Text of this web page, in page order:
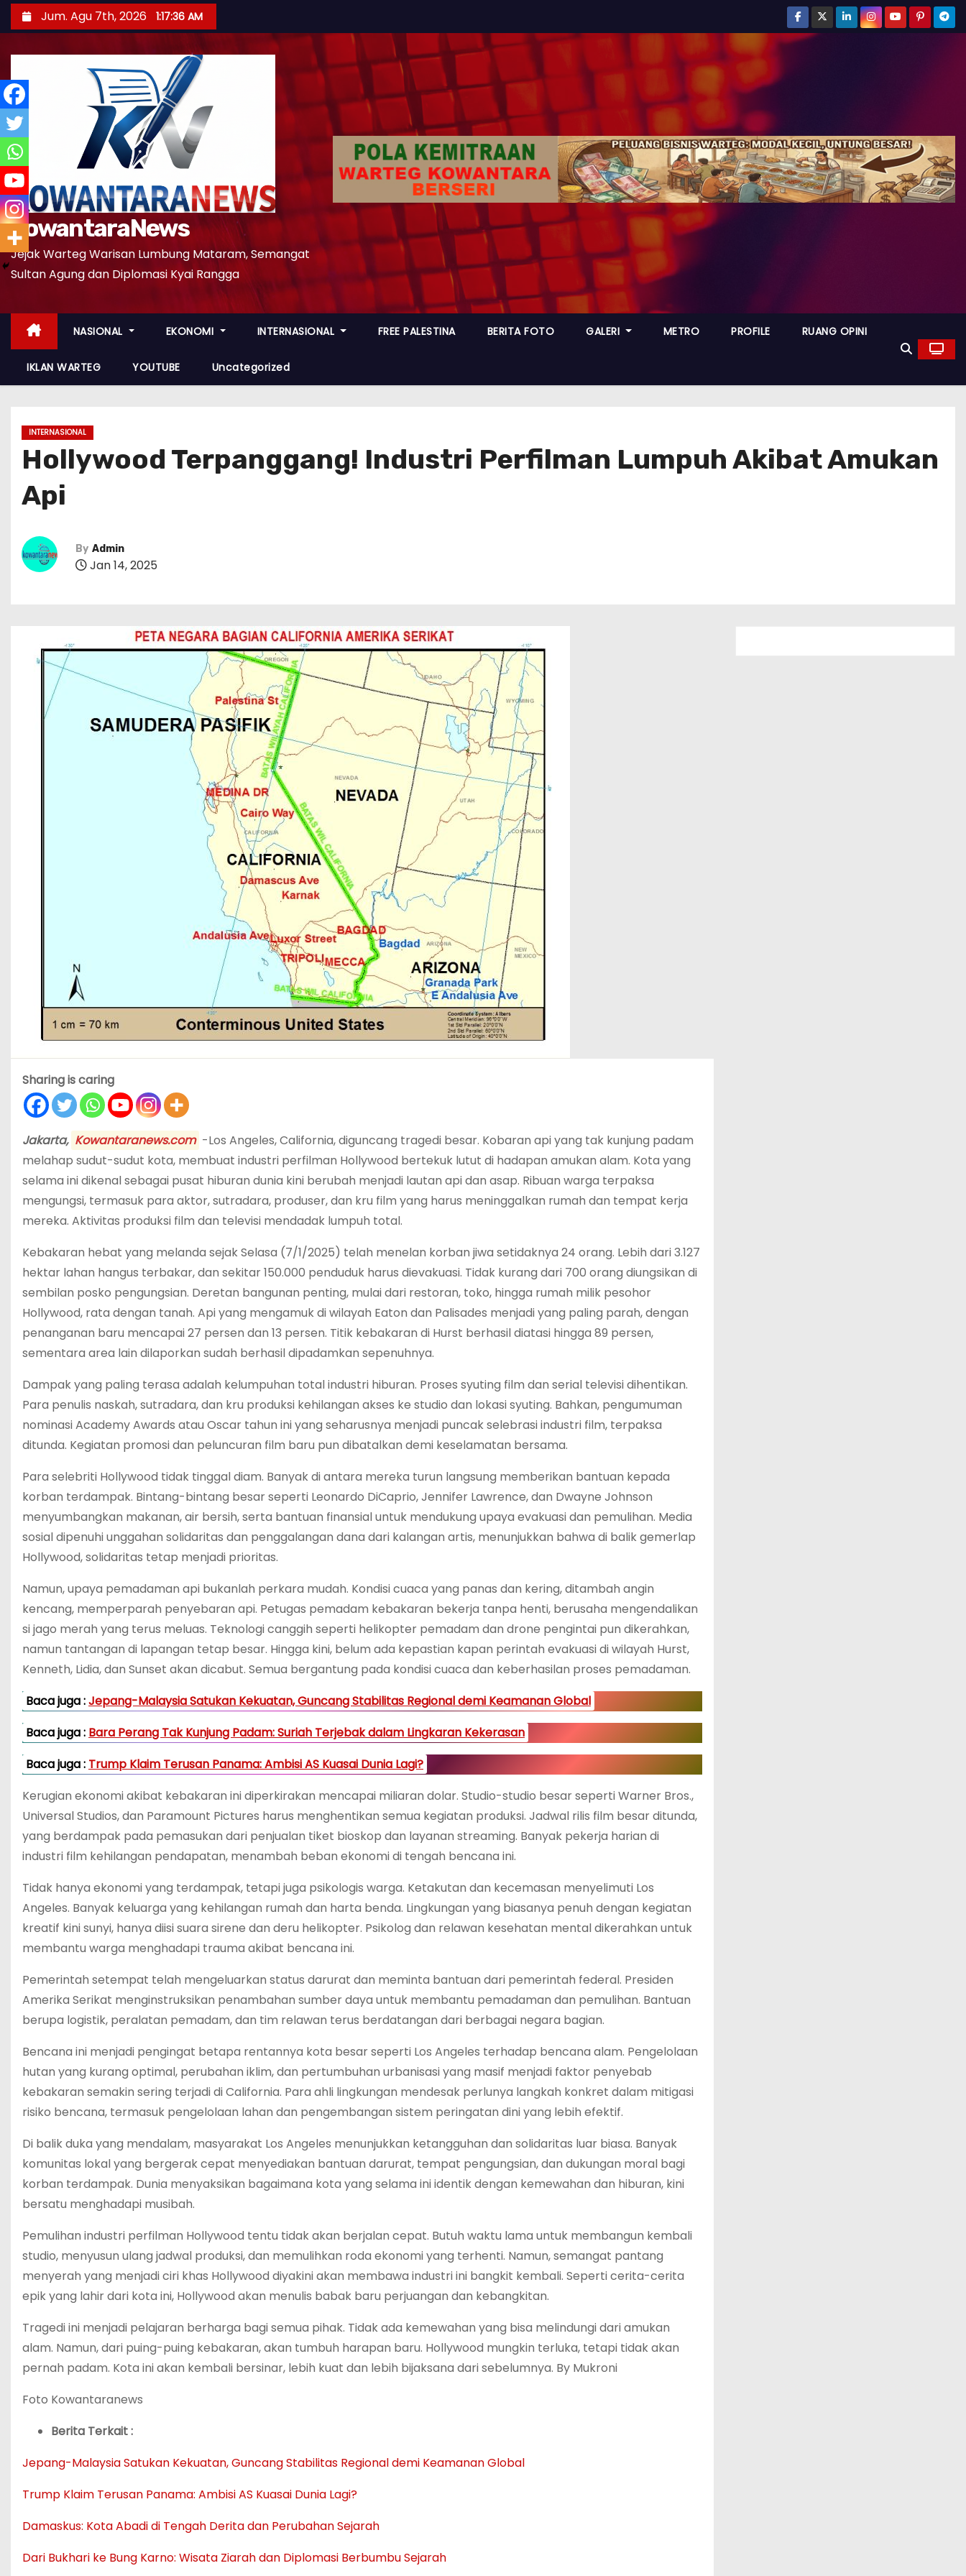
k
t
o
n
e
t
Jum. Agu 7th, 2026 1:17:37 AM
KowantaraNews
Jejak Warteg Warisan Lumbung Mataram, Semangat
Sultan Agung dan Diplomasi Kyai Rangga
NASIONAL EKONOMI INTERNASIONAL FREE PALESTINA BERITA FOTO GALERI METRO PROFILE RUANG OPINI
IKLAN WARTEG YOUTUBE Uncategorized
INTERNASIONAL
Hollywood Terpanggang! Industri Perfilman Lumpuh Akibat Amukan
Api
By Admin
Jan 14, 2025
Sharing is caring
Jakarta, Kowantaranews.com -Los Angeles, California, diguncang tragedi besar. Kobaran api yang tak kunjung padam
melahap sudut-sudut kota, membuat industri perfilman Hollywood bertekuk lutut di hadapan amukan alam. Kota yang
selama ini dikenal sebagai pusat hiburan dunia kini berubah menjadi lautan api dan asap. Ribuan warga terpaksa
mengungsi, termasuk para aktor, sutradara, produser, dan kru film yang harus meninggalkan rumah dan tempat kerja
mereka. Aktivitas produksi film dan televisi mendadak lumpuh total.
Kebakaran hebat yang melanda sejak Selasa (7/1/2025) telah menelan korban jiwa setidaknya 24 orang. Lebih dari 3.127
hektar lahan hangus terbakar, dan sekitar 150.000 penduduk harus dievakuasi. Tidak kurang dari 700 orang diungsikan di
sembilan posko pengungsian. Deretan bangunan penting, mulai dari restoran, toko, hingga rumah milik pesohor
Hollywood, rata dengan tanah. Api yang mengamuk di wilayah Eaton dan Palisades menjadi yang paling parah, dengan
penanganan baru mencapai 27 persen dan 13 persen. Titik kebakaran di Hurst berhasil diatasi hingga 89 persen,
sementara area lain dilaporkan sudah berhasil dipadamkan sepenuhnya.
Dampak yang paling terasa adalah kelumpuhan total industri hiburan. Proses syuting film dan serial televisi dihentikan.
Para penulis naskah, sutradara, dan kru produksi kehilangan akses ke studio dan lokasi syuting. Bahkan, pengumuman
nominasi Academy Awards atau Oscar tahun ini yang seharusnya menjadi puncak selebrasi industri film, terpaksa
ditunda. Kegiatan promosi dan peluncuran film baru pun dibatalkan demi keselamatan bersama.
Para selebriti Hollywood tidak tinggal diam. Banyak di antara mereka turun langsung memberikan bantuan kepada
korban terdampak. Bintang-bintang besar seperti Leonardo DiCaprio, Jennifer Lawrence, dan Dwayne Johnson
menyumbangkan makanan, air bersih, serta bantuan finansial untuk mendukung upaya evakuasi dan pemulihan. Media
sosial dipenuhi unggahan solidaritas dan penggalangan dana dari kalangan artis, menunjukkan bahwa di balik gemerlap
Hollywood, solidaritas tetap menjadi prioritas.
Namun, upaya pemadaman api bukanlah perkara mudah. Kondisi cuaca yang panas dan kering, ditambah angin
kencang, memperparah penyebaran api. Petugas pemadam kebakaran bekerja tanpa henti, berusaha mengendalikan
si jago merah yang terus meluas. Teknologi canggih seperti helikopter pemadam dan drone pengintai pun dikerahkan,
namun tantangan di lapangan tetap besar. Hingga kini, belum ada kepastian kapan perintah evakuasi di wilayah Hurst,
Kenneth, Lidia, dan Sunset akan dicabut. Semua bergantung pada kondisi cuaca dan keberhasilan proses pemadaman.
Baca juga :Jepang-Malaysia Satukan Kekuatan, Guncang Stabilitas Regional demi Keamanan Global
Baca juga : Bara Perang Tak Kunjung Padam: Suriah Terjebak dalam Lingkaran Kekerasan
Baca juga : Trump Klaim Terusan Panama: Ambisi AS Kuasai Dunia Lagi?
Kerugian ekonomi akibat kebakaran ini diperkirakan mencapai miliaran dolar. Studio-studio besar seperti Warner Bros.,
Universal Studios, dan Paramount Pictures harus menghentikan semua kegiatan produksi. Jadwal rilis film besar ditunda,
yang berdampak pada pemasukan dari penjualan tiket bioskop dan layanan streaming. Banyak pekerja harian di
industri film kehilangan pendapatan, menambah beban ekonomi di tengah bencana ini.
Tidak hanya ekonomi yang terdampak, tetapi juga psikologis warga. Ketakutan dan kecemasan menyelimuti Los
Angeles. Banyak keluarga yang kehilangan rumah dan harta benda. Lingkungan yang biasanya penuh dengan kegiatan
kreatif kini sunyi, hanya diisi suara sirene dan deru helikopter. Psikolog dan relawan kesehatan mental dikerahkan untuk
membantu warga menghadapi trauma akibat bencana ini.
Pemerintah setempat telah mengeluarkan status darurat dan meminta bantuan dari pemerintah federal. Presiden
Amerika Serikat menginstruksikan penambahan sumber daya untuk membantu pemadaman dan pemulihan. Bantuan
berupa logistik, peralatan pemadam, dan tim relawan terus berdatangan dari berbagai negara bagian.
Bencana ini menjadi pengingat betapa rentannya kota besar seperti Los Angeles terhadap bencana alam. Pengelolaan
hutan yang kurang optimal, perubahan iklim, dan pertumbuhan urbanisasi yang masif menjadi faktor penyebab
kebakaran semakin sering terjadi di California. Para ahli lingkungan mendesak perlunya langkah konkret dalam mitigasi
risiko bencana, termasuk pengelolaan lahan dan pengembangan sistem peringatan dini yang lebih efektif.
Di balik duka yang mendalam, masyarakat Los Angeles menunjukkan ketangguhan dan solidaritas luar biasa. Banyak
komunitas lokal yang bergerak cepat menyediakan bantuan darurat, tempat pengungsian, dan dukungan moral bagi
korban terdampak. Dunia menyaksikan bagaimana kota yang selama ini identik dengan kemewahan dan hiburan, kini
bersatu menghadapi musibah.
Pemulihan industri perfilman Hollywood tentu tidak akan berjalan cepat. Butuh waktu lama untuk membangun kembali
studio, menyusun ulang jadwal produksi, dan memulihkan roda ekonomi yang terhenti. Namun, semangat pantang
menyerah yang menjadi ciri khas Hollywood diyakini akan membawa industri ini bangkit kembali. Seperti cerita-cerita
epik yang lahir dari kota ini, Hollywood akan menulis babak baru perjuangan dan kebangkitan.
Tragedi ini menjadi pelajaran berharga bagi semua pihak. Tidak ada kemewahan yang bisa melindungi dari amukan
alam. Namun, dari puing-puing kebakaran, akan tumbuh harapan baru. Hollywood mungkin terluka, tetapi tidak akan
pernah padam. Kota ini akan kembali bersinar, lebih kuat dan lebih bijaksana dari sebelumnya. By Mukroni
Foto Kowantaranews
Berita Terkait :
Jepang-Malaysia Satukan Kekuatan, Guncang Stabilitas Regional demi Keamanan Global
Trump Klaim Terusan Panama: Ambisi AS Kuasai Dunia Lagi?
Damaskus: Kota Abadi di Tengah Derita dan Perubahan Sejarah
Dari Bukhari ke Bung Karno: Wisata Ziarah dan Diplomasi Berbumbu Sejarah